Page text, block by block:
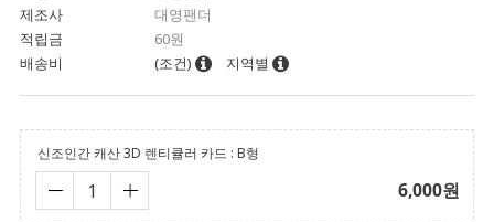
제조사
대영팬더
적립금
60원
배송비
(조건) 지역별
신조인간 캐산 3D 렌티큘러 카드 : B형
6,000원